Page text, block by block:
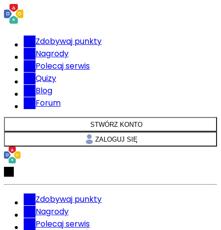
Zdobywaj punkty
Nagrody
Polecaj serwis
Quizy
Blog
Forum
STWÓRZ KONTO
ZALOGUJ SIĘ
Zdobywaj punkty
Nagrody
Polecaj serwis